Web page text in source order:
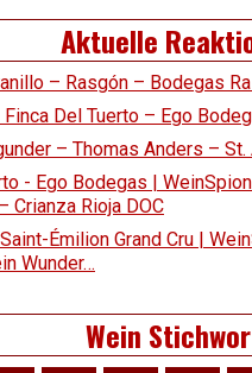
Aktuelle
– Rasgón – Bodegas
Del Tuerto – Ego
– Thomas Anders – St.
- Ego Bodegas |
Crianza Rioja DOC
Émilion Grand Cru |
Wunder…
Wein